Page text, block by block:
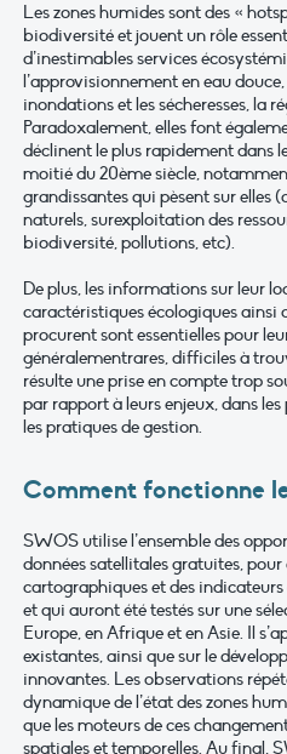
Les zones humides sont des «
biodiversité et jouent un rôle
d’inestimables services
l’approvisionnement en eau
inondations et les sécheresses, la
Paradoxalement, elles font
déclinent le plus rapidement dans
moitié du 20ème siècle,
grandissantes qui pèsent sur elles
naturels, surexploitation des
biodiversité, pollutions, etc).
De plus, les informations sur leur
caractéristiques écologiques ainsi
procurent sont essentielles pour
généralementrares, difficiles à
résulte une prise en compte trop
par rapport à leurs enjeux, dans
les pratiques de gestion.
Comment fonctionne
SWOS utilise l’ensemble des
données satellitales gratuites,
cartographiques et des
et qui auront été testés sur une
Europe, en Afrique et en Asie. Il
existantes, ainsi que sur le
innovantes. Les observations
dynamique de l’état des zones
que les moteurs de ces
spatiales et temporelles. Au final,